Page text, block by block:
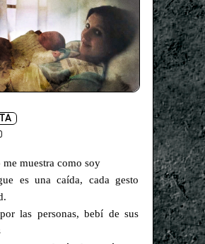
me muestra como soy
es una caída, cada gesto
las personas, bebí de sus